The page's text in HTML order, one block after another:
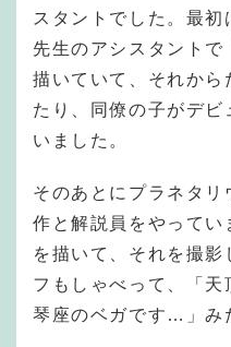
スタントでした。最
先生のアシスタント
描いていて、それから
たり、同僚の子がデビ
いました。
そのあとにプラネタリ
作と解説員をやって
を描いて、それを撮影
フもしゃべって、「
琴座のベガです…」み